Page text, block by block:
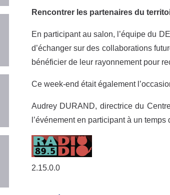
Rencontrer les partenaires du
En participant au salon, l’équipe du
d’échanger sur des collaborations
bénéficier de leur rayonnement pour
Ce week-end était également
Audrey DURAND, directrice du
l’événement en participant à un
2.15.0.0